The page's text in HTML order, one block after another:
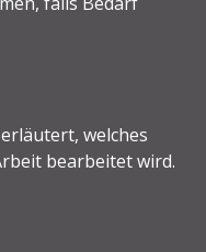
welches
bearbeitet wird.